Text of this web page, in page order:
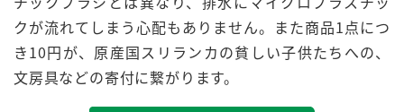
クが流れてしまう心配もありません。また商品1点につ
き10円が、原産国スリランカの貧しい子供たちへの、
文房具などの寄付に繋がります。